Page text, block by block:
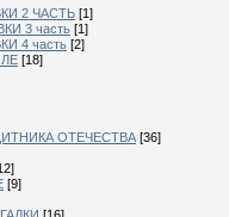
2 ЧАСТЬ [1]
3 часть [1]
4 часть [2]
[18]
ОТЕЧЕСТВА [36]
[9]